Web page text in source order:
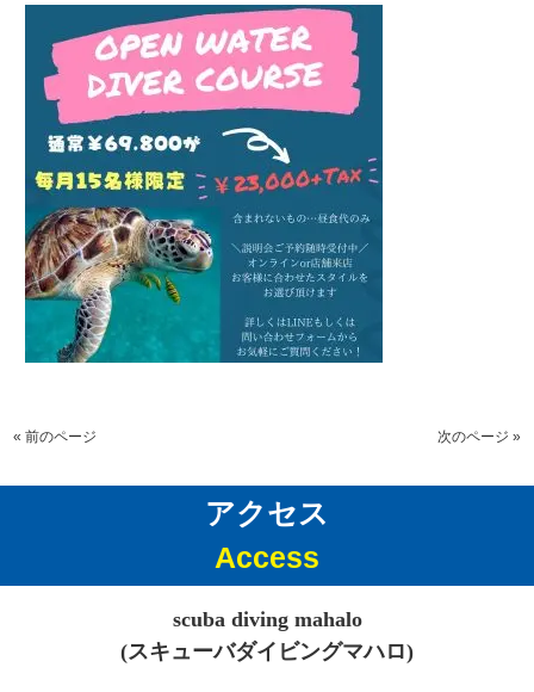
« 前のページ 次のページ »
アクセス
Access
scuba diving mahalo
(スキューバダイビングマハロ)